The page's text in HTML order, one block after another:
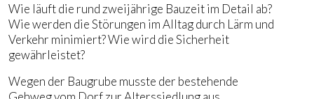
Wie läuft die rund zweijährige Bauzeit im Detail ab?
Wie werden die Störungen im Alltag durch Lärm und
Verkehr minimiert? Wie wird die Sicherheit
gewährleistet?
Wegen der Baugrube musste der bestehende